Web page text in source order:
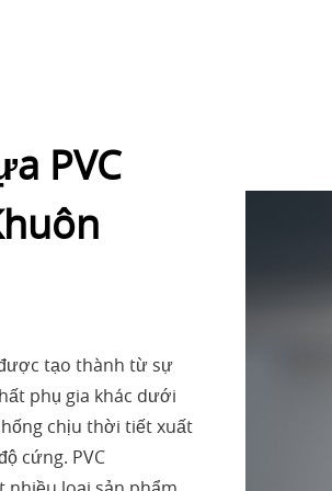
PVC
tạo thành từ sự
phụ gia khác dưới
chịu thời tiết xuất
cứng. PVC